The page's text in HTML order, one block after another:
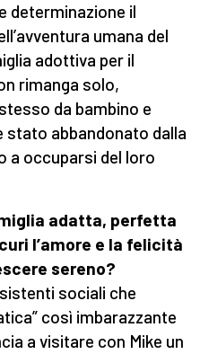
determinazione il
umana del
adottiva per il
rimanga solo,
da bambino e
stato abbandonato dalla
a occuparsi del loro
adatta, perfetta
l’amore e la felicità
sereno?
sociali che
così imbarazzante
a visitare con Mike un